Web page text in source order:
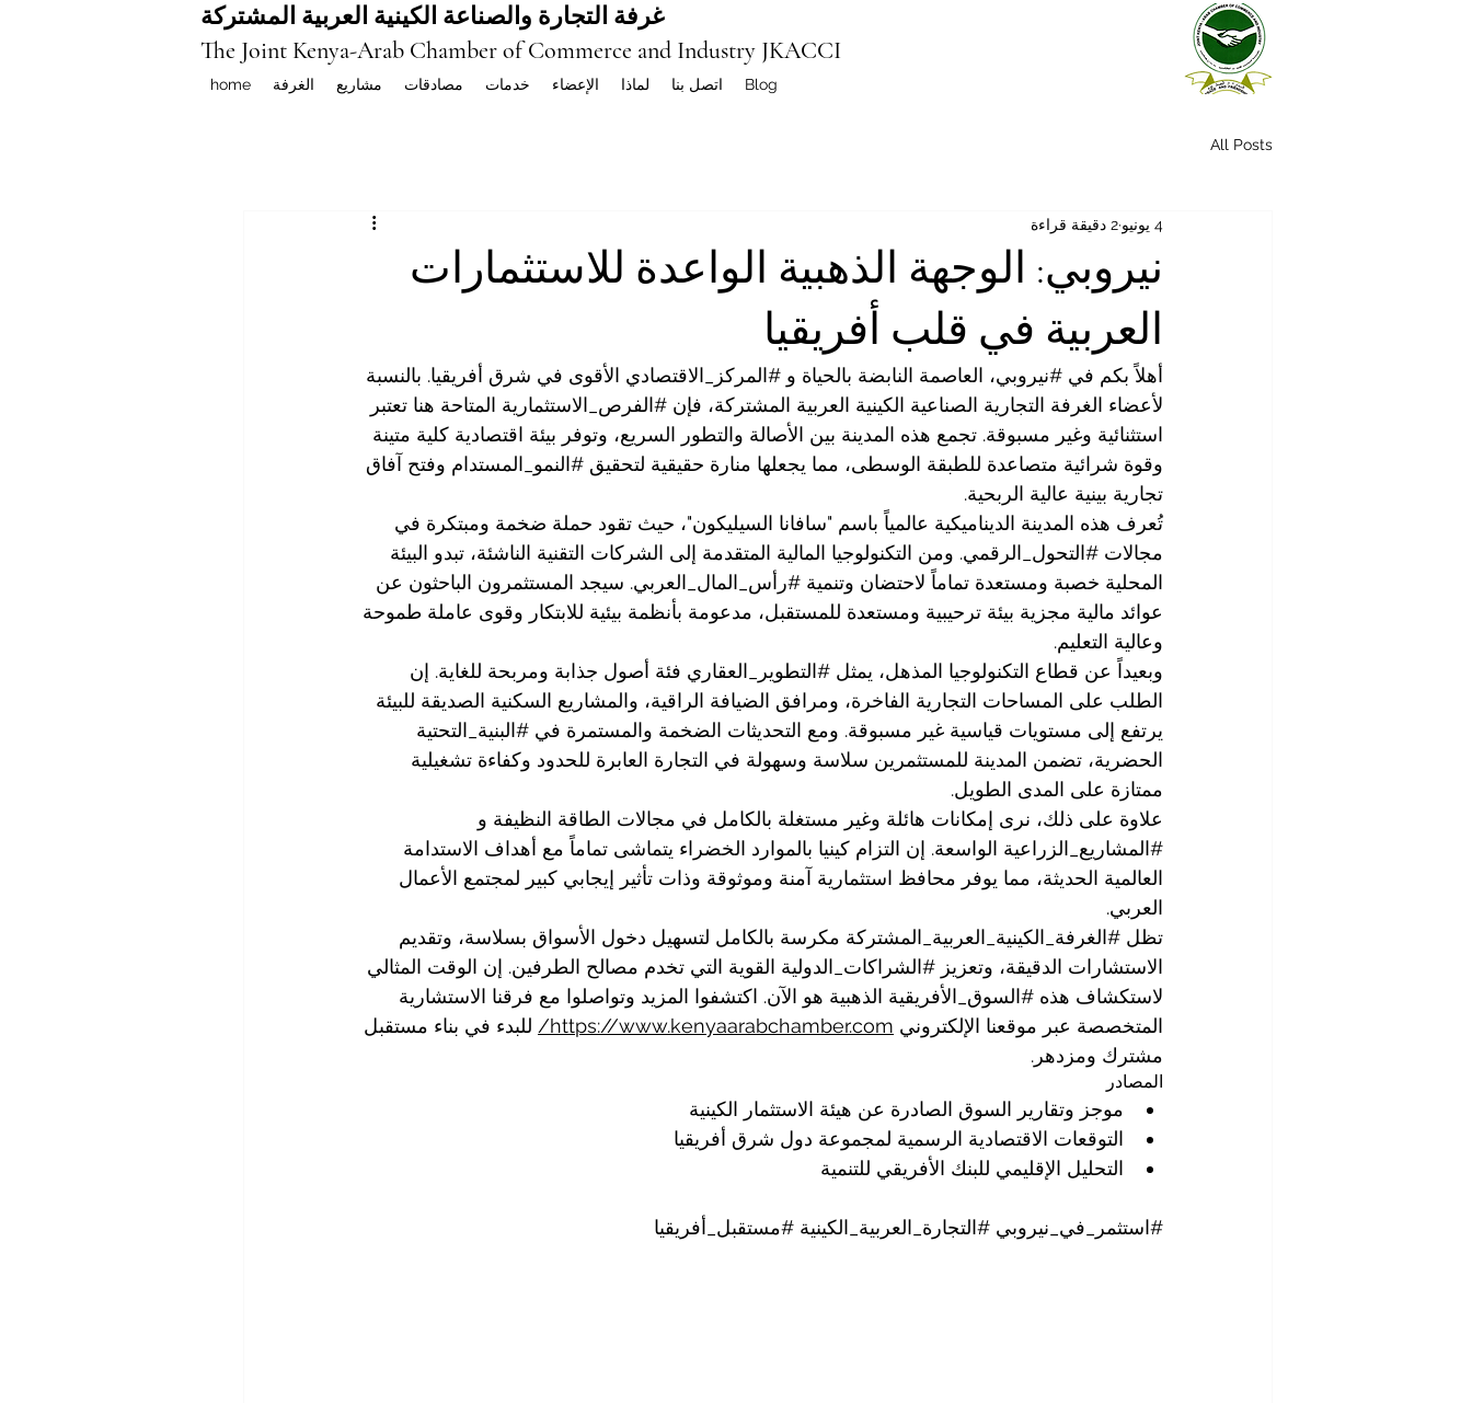
غرفة التجارة والصناعة الكينية العربية المشتركة
The Joint Kenya-Arab Chamber of Commerce and Industry JKACCI
home الغرفة مشاريع مصادقات خدمات الإعضاء لماذا اتصل بنا Blog
All Posts
نيروبي: الوجهة الذهبية الواعدة للاستثمارات
العربية في قلب أفريقيا
4 يونيو 2 دقيقة قراءة
أهلاً بكم في #نيروبي، العاصمة النابضة بالحياة و #المركز_الاقتصادي الأقوى في شرق أفريقيا. بالنسبة
لأعضاء الغرفة التجارية الصناعية الكينية العربية المشتركة، فإن #الفرص_الاستثمارية المتاحة هنا تعتبر
استثنائية وغير مسبوقة. تجمع هذه المدينة بين الأصالة والتطور السريع، وتوفر بيئة اقتصادية كلية متينة
وقوة شرائية متصاعدة للطبقة الوسطى، مما يجعلها منارة حقيقية لتحقيق #النمو_المستدام وفتح آفاق
تجارية بينية عالية الربحية.
تُعرف هذه المدينة الديناميكية عالمياً باسم "سافانا السيليكون"، حيث تقود حملة ضخمة ومبتكرة في
مجالات #التحول_الرقمي. ومن التكنولوجيا المالية المتقدمة إلى الشركات التقنية الناشئة، تبدو البيئة
المحلية خصبة ومستعدة تماماً لاحتضان وتنمية #رأس_المال_العربي. سيجد المستثمرون الباحثون عن
عوائد مالية مجزية بيئة ترحيبية ومستعدة للمستقبل، مدعومة بأنظمة بيئية للابتكار وقوى عاملة طموحة
وعالية التعليم.
وبعيداً عن قطاع التكنولوجيا المذهل، يمثل #التطوير_العقاري فئة أصول جذابة ومربحة للغاية. إن
الطلب على المساحات التجارية الفاخرة، ومرافق الضيافة الراقية، والمشاريع السكنية الصديقة للبيئة
يرتفع إلى مستويات قياسية غير مسبوقة. ومع التحديثات الضخمة والمستمرة في #البنية_التحتية
الحضرية، تضمن المدينة للمستثمرين سلاسة وسهولة في التجارة العابرة للحدود وكفاءة تشغيلية
ممتازة على المدى الطويل.
علاوة على ذلك، نرى إمكانات هائلة وغير مستغلة بالكامل في مجالات الطاقة النظيفة و
#المشاريع_الزراعية الواسعة. إن التزام كينيا بالموارد الخضراء يتماشى تماماً مع أهداف الاستدامة
العالمية الحديثة، مما يوفر محافظ استثمارية آمنة وموثوقة وذات تأثير إيجابي كبير لمجتمع الأعمال
العربي.
تظل #الغرفة_الكينية_العربية_المشتركة مكرسة بالكامل لتسهيل دخول الأسواق بسلاسة، وتقديم
الاستشارات الدقيقة، وتعزيز #الشراكات_الدولية القوية التي تخدم مصالح الطرفين. إن الوقت المثالي
لاستكشاف هذه #السوق_الأفريقية الذهبية هو الآن. اكتشفوا المزيد وتواصلوا مع فرقنا الاستشارية
المتخصصة عبر موقعنا الإلكتروني https://www.kenyaarabchamber.com/
للبدء في بناء مستقبل
مشترك ومزدهر.
المصادر
موجز وتقارير السوق الصادرة عن هيئة الاستثمار الكينية
التوقعات الاقتصادية الرسمية لمجموعة دول شرق أفريقيا
التحليل الإقليمي للبنك الأفريقي للتنمية
#استثمر_في_نيروبي #التجارة_العربية_الكينية #مستقبل_أفريقيا